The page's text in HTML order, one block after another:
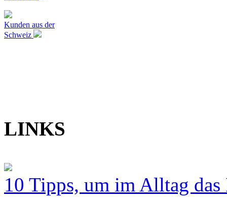
Kunden aus der
Schweiz
LINKS
10 Tipps, um im Alltag